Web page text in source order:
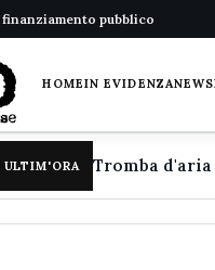
pubblico
HOMEIN EVIDENZANEWS
ULTIM'ORA